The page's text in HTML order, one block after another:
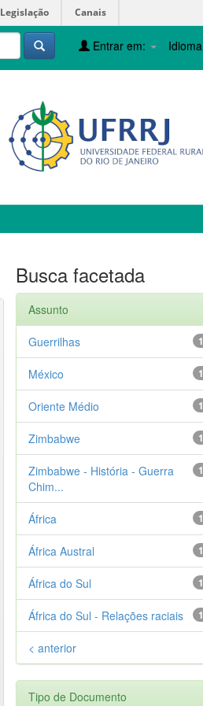
Legislação Canais
Idioma
Entrar em:
Busca facetada
Assunto
1
Guerrilhas
1
México
1
Oriente Médio
1
Zimbabwe
1
Zimbabwe - História - Guerra
Chim...
1
África
1
África Austral
1
África do Sul
1
África do Sul - Relações raciais
< anterior
Tipo de Documento